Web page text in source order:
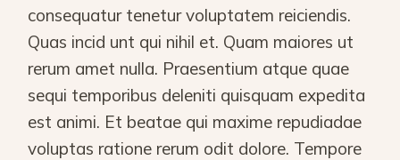
consequatur tenetur voluptatem reiciendis.
Quas incid unt qui nihil et. Quam maiores ut
rerum amet nulla. Praesentium atque quae
sequi temporibus deleniti quisquam expedita
est animi. Et beatae qui maxime repudiadae
voluptas ratione rerum odit dolore. Tempore